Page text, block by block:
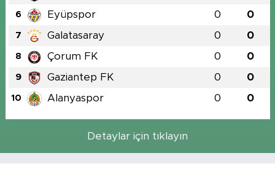
6 Eyüpspor 0 0
7 Galatasaray 0 0
8 Çorum FK 0 0
9 Gaziantep FK 0 0
10 Alanyaspor 0 0
Detaylar için tıklayın